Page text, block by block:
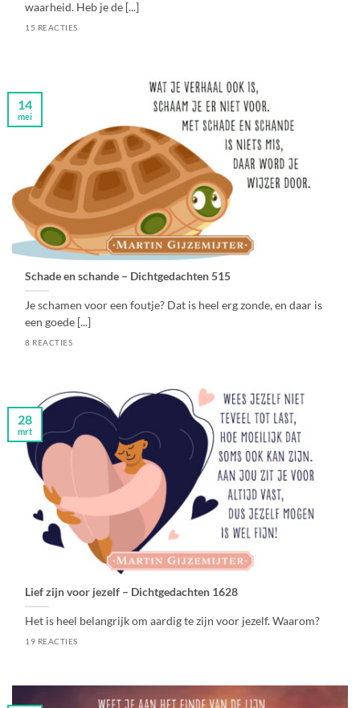
waarheid. Heb je de [...]
15 REACTIES
Schade en schande – Dichtgedachten 515
Je schamen voor een foutje? Dat is heel erg zonde, en daar is
een goede [...]
8 REACTIES
14
mei
Lief zijn voor jezelf – Dichtgedachten 1628
Het is heel belangrijk om aardig te zijn voor jezelf. Waarom?
19 REACTIES
28
mrt